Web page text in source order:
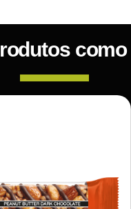
como